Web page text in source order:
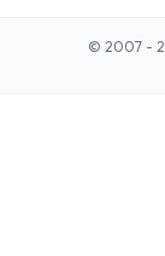
© 2007 -